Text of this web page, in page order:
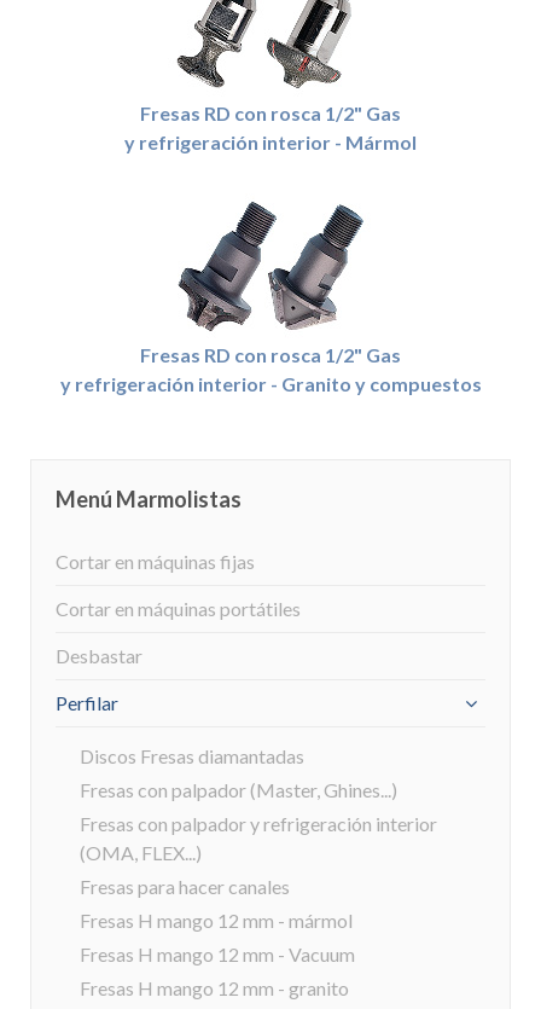
Fresas RD con rosca 1/2" Gas
y refrigeración interior - Mármol
Fresas RD con rosca 1/2" Gas
y refrigeración interior - Granito y compuestos
Menú Marmolistas
Cortar en máquinas fijas
Cortar en máquinas portátiles
Desbastar
Perfilar
Discos Fresas diamantadas
Fresas con palpador (Master, Ghines...)
Fresas con palpador y refrigeración interior
(OMA, FLEX...)
Fresas para hacer canales
Fresas H mango 12 mm - mármol
Fresas H mango 12 mm - Vacuum
Fresas H mango 12 mm - granito